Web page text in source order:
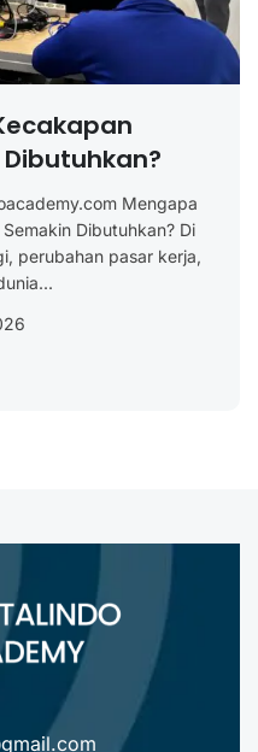
Mengapa
Dibutuhkan? Di
perubahan pasar kerja,